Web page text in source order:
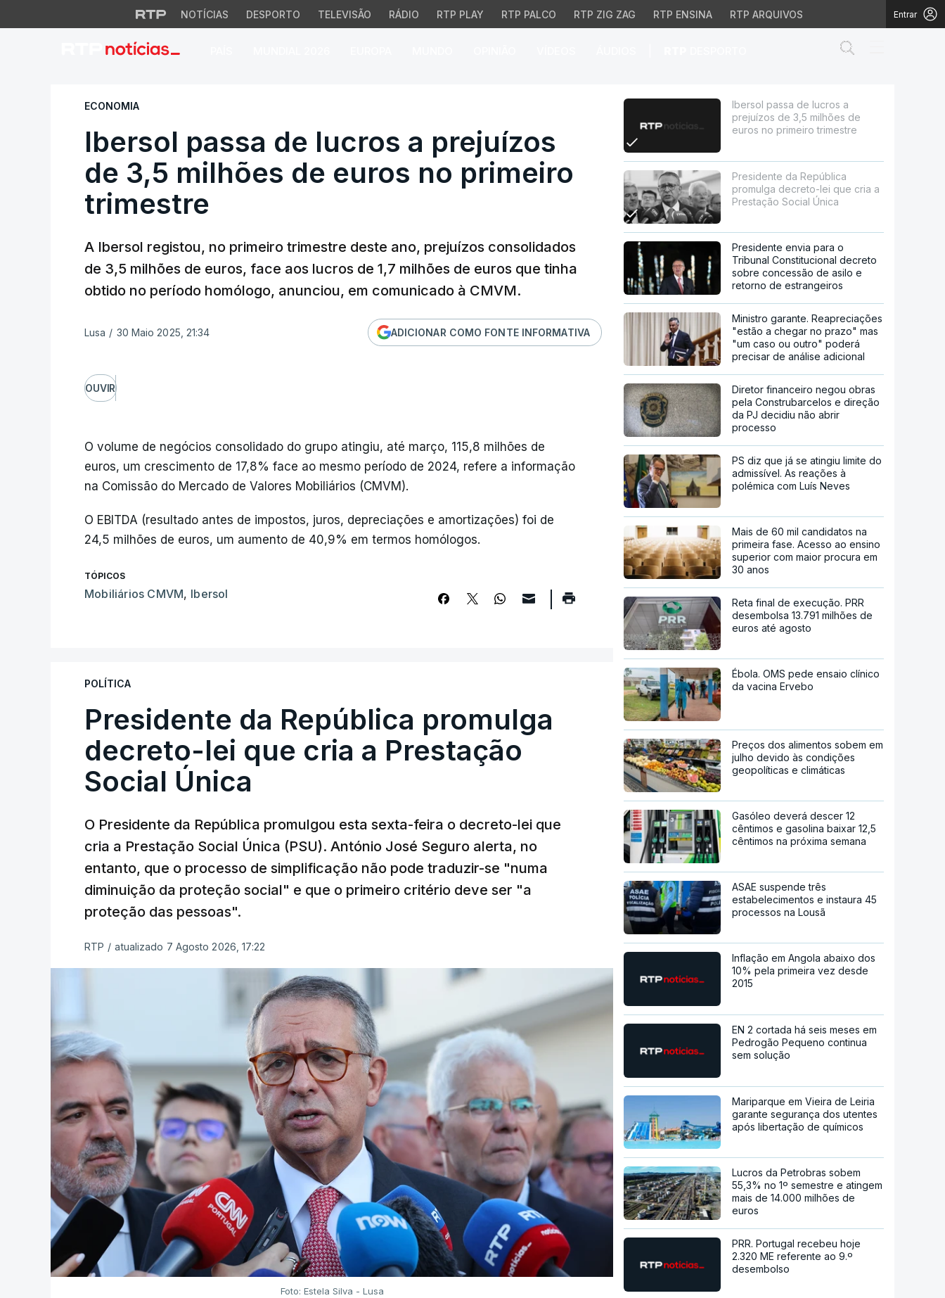
NOTÍCIAS DESPORTO TELEVISÃO RÁDIO RTP PLAY RTP PALCO RTP ZIG ZAG RTP ENSINA RTP ARQUIVOS Entrar
Ibersol passa de lucros a prejuízos de 3,5 milhões de euros no
ECONOMIA
Ibersol passa de lucros a prejuízos
de 3,5 milhões de euros no primeiro
trimestre
A Ibersol registou, no primeiro trimestre deste ano, prejuízos consolidados
de 3,5 milhões de euros, face aos lucros de 1,7 milhões de euros que tinha
obtido no período homólogo, anunciou, em comunicado à CMVM.
Lusa / 30 Maio 2025, 21:34 ADICIONAR COMO FONTE INFORMATIVA
OUVIR
O volume de negócios consolidado do grupo atingiu, até março, 115,8 milhões de
euros, um crescimento de 17,8% face ao mesmo período de 2024, refere a informação
na Comissão do Mercado de Valores Mobiliários (CMVM).
O EBITDA (resultado antes de impostos, juros, depreciações e amortizações) foi de
24,5 milhões de euros, um aumento de 40,9% em termos homólogos.
TÓPICOS
Mobiliários CMVM, Ibersol
POLÍTICA
Presidente da República promulga
decreto-lei que cria a Prestação
Social Única
O Presidente da República promulgou esta sexta-feira o decreto-lei que
cria a Prestação Social Única (PSU). António José Seguro alerta, no
entanto, que o processo de simplificação não pode traduzir-se "numa
diminuição da proteção social" e que o primeiro critério deve ser "a
proteção das pessoas".
RTP / atualizado 7 Agosto 2026, 17:22
Foto: Estela Silva - Lusa
Ibersol passa de lucros a
prejuízos de 3,5 milhões de
euros no primeiro trimestre
Presidente da República
promulga decreto-lei que cria a
Prestação Social Única
Presidente envia para o
Tribunal Constitucional decreto
sobre concessão de asilo e
retorno de estrangeiros
Ministro garante. Reapreciações
"estão a chegar no prazo" mas
"um caso ou outro" poderá
precisar de análise adicional
Diretor financeiro negou obras
pela Construbarcelos e direção
da PJ decidiu não abrir
processo
PS diz que já se atingiu limite do
admissível. As reações à
polémica com Luís Neves
Mais de 60 mil candidatos na
primeira fase. Acesso ao ensino
superior com maior procura em
30 anos
Reta final de execução. PRR
desembolsa 13.791 milhões de
euros até agosto
Ébola. OMS pede ensaio clínico
da vacina Ervebo
Preços dos alimentos sobem em
julho devido às condições
geopolíticas e climáticas
Gasóleo deverá descer 12
cêntimos e gasolina baixar 12,5
cêntimos na próxima semana
ASAE suspende três
estabelecimentos e instaura 45
processos na Lousã
Inflação em Angola abaixo dos
10% pela primeira vez desde
2015
EN 2 cortada há seis meses em
Pedrogão Pequeno continua
sem solução
Mariparque em Vieira de Leiria
garante segurança dos utentes
após libertação de químicos
Lucros da Petrobras sobem
55,3% no 1º semestre e atingem
mais de 14.000 milhões de
euros
PRR. Portugal recebeu hoje
2.320 ME referente ao 9.º
desembolso